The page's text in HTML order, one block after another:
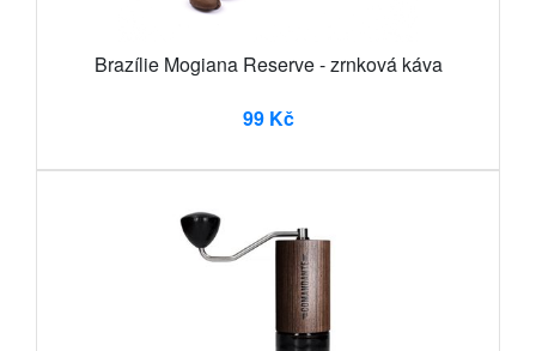
Brazílie Mogiana Reserve - zrnková káva
99 Kč